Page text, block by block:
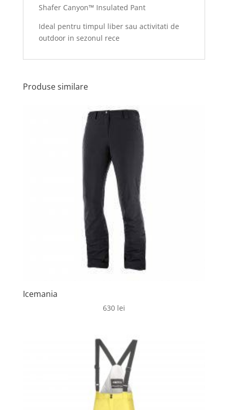
Shafer Canyon™ Insulated Pant
Ideal pentru timpul liber sau activitati de
outdoor in sezonul rece
Produse similare
Icemania
630 lei